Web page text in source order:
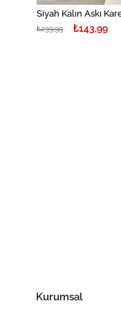
Siyah Kalın Askı
₺143,99
₺239,99
Kurumsal